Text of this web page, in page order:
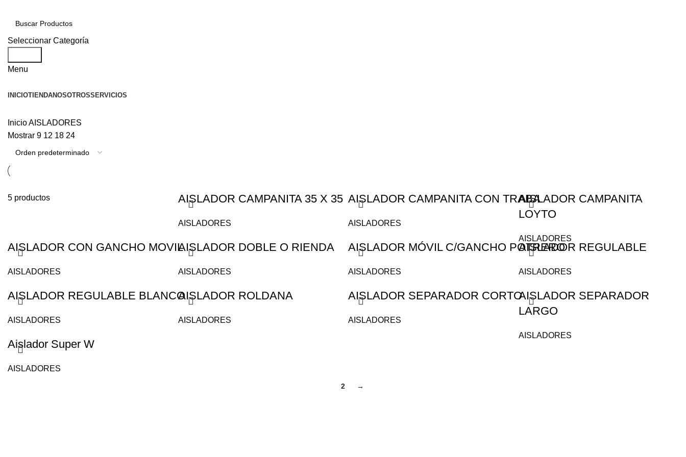
Seleccionar Categoría
Menu
INICIOTIENDANOSOTROSSERVICIOS
InicioAISLADORES
Mostrar 9 12 18 24
5 productos AISLADOR CAMPANITA 35 X 35
AISLADORES
AISLADOR CAMPANITA CON TRABA
AISLADORES
AISLADOR CAMPANITA
LOYTO
AISLADORES
AISLADOR CON GANCHO MOVIL
AISLADORES
AISLADOR DOBLE O RIENDA
AISLADORES
AISLADOR MÓVIL C/GANCHO POTRERO
AISLADORES
AISLADOR REGULABLE
AISLADORES
AISLADOR REGULABLE BLANCO
AISLADORES
AISLADOR ROLDANA
AISLADORES
AISLADOR SEPARADOR CORTO
AISLADORES
AISLADOR SEPARADOR
LARGO
AISLADORES
Aislador Super W
AISLADORES
2 →